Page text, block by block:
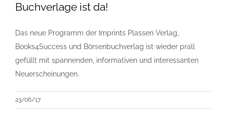
Buchverlage ist da!
Das neue Programm der Imprints Plassen Verlag,
Books4Success und Börsenbuchverlag ist wieder prall
gefüllt mit spannenden, informativen und interessanten
Neuerscheinungen.
23/06/17